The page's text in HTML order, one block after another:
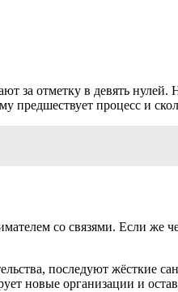
за отметку в девять нулей.
процесс и
со связями. Если же
последуют жёсткие
новые организации и